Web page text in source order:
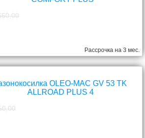
Рассрочка на 3 мес.
OLEO-MAC GV 53 TK
ALLROAD PLUS 4